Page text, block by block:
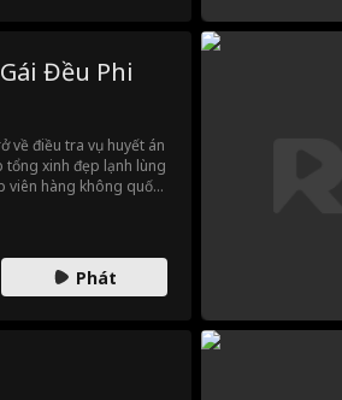
Đều Phi
về điều tra vụ huyết án
tổng xinh đẹp lạnh lùng
viên hàng không quốc
bảo vệ các chị và dần
Phát